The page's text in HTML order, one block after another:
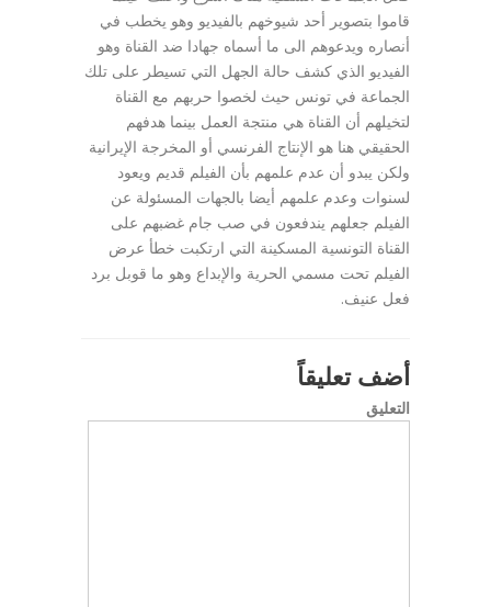
قاموا بتصوير أحد شيوخهم بالفيديو وهو يخطب في
أنصاره ويدعوهم الى ما أسماه جهادا ضد القناة وهو
الفيديو الذي كشف حالة الجهل التي تسيطر على تلك
الجماعة في تونس حيث لخصوا حربهم مع القناة
لتخيلهم أن القناة هي منتجة العمل بينما هدفهم
الحقيقي هنا هو الإنتاج الفرنسي أو المخرجة الإيرانية
ولكن يبدو أن عدم علمهم بأن الفيلم قديم ويعود
لسنوات وعدم علمهم أيضا بالجهات المسئولة عن
الفيلم جعلهم يندفعون في صب جام غضبهم على
القناة التونسية المسكينة التي ارتكبت خطأ عرض
الفيلم تحت مسمي الحرية والإبداع وهو ما قوبل برد
فعل عنيف.
أضف تعليقاً
التعليق